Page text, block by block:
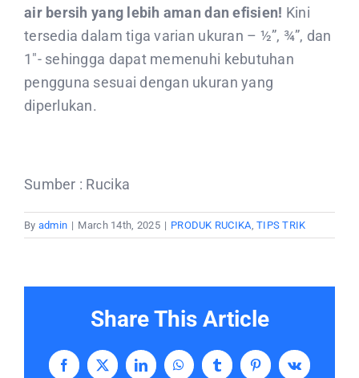
air bersih yang lebih aman dan efisien! Kini
tersedia dalam tiga varian ukuran – ½”, ¾”, dan
1″- sehingga dapat memenuhi kebutuhan
pengguna sesuai dengan ukuran yang
diperlukan.
Sumber : Rucika
By admin | March 14th, 2025 | PRODUK RUCIKA ,TIPS TRIK
Share This Article
Facebook
X LinkedInWhatsAppTumblrPinterestVk